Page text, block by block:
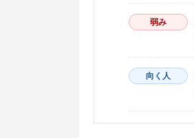
弱み
向く人